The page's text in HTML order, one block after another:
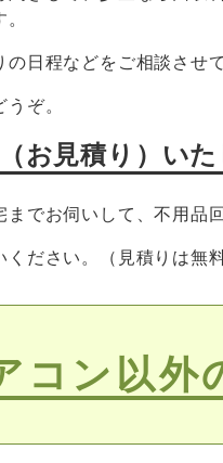
日程などをご相談させ
ぞ。
お見積り）い
でお伺いして、不用品
ださい。（見積りは無料
コン以外